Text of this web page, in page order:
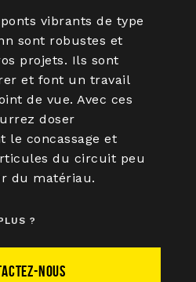
vibrants de type
sont robustes et
projets. Ils sont
et font un travail
de vue. Avec ces
doser
le concassage et
du circuit peu
du matériau.
?
NOUS